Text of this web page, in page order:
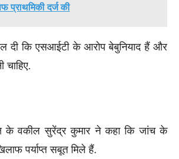
प्राथमिकी दर्ज की
दी कि एसआईटी के आरोप बेबुनियाद हैं और
चाहिए.
के वकील सुरेंद्र कुमार ने कहा कि जांच के
पर्याप्त सबूत मिले हैं.